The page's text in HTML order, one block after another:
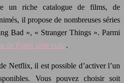
un riche catalogue de films, de
il propose de nombreuses séries
Bad », « Stranger Things ». Parmi
de Papel série culte.
Netflix, il est possible d’activer l’un
Vous pouvez choisir soit